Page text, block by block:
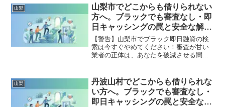
町で違法業者を避け、借金地獄から抜け
出した方々の実体験と確実な解決策を完
全公開。
山梨
山梨市でどこからも借りられない
方へ。ブラックでも審査なし・即
日キャッシングの罠と安全な解決
策
【警告】山梨市でブラック即日融資の検
索は今すぐやめてください！審査が甘い
業者の正体は、あなたを破滅させる闇金
市で違法業者を避け、借金地獄から抜け
出した方々の実体験と確実な解決策を完
全公開。
山梨
丹波山村でどこからも借りられな
い方へ。ブラックでも審査なし・
即日キャッシングの罠と安全な解